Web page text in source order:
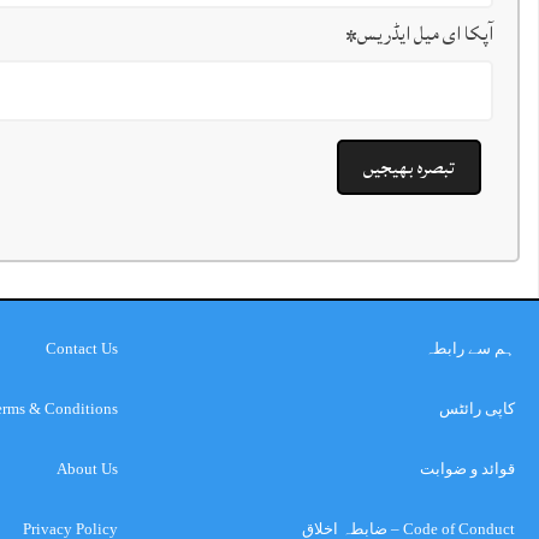
آپکا ای میل ایڈریس*
ہم سے رابطہ
کاپی رائٹس
قوائد و ضوابت
Code of Conduct – ضابطہ اخلاق
Contact Us
& Conditions
About Us
Privacy Policy